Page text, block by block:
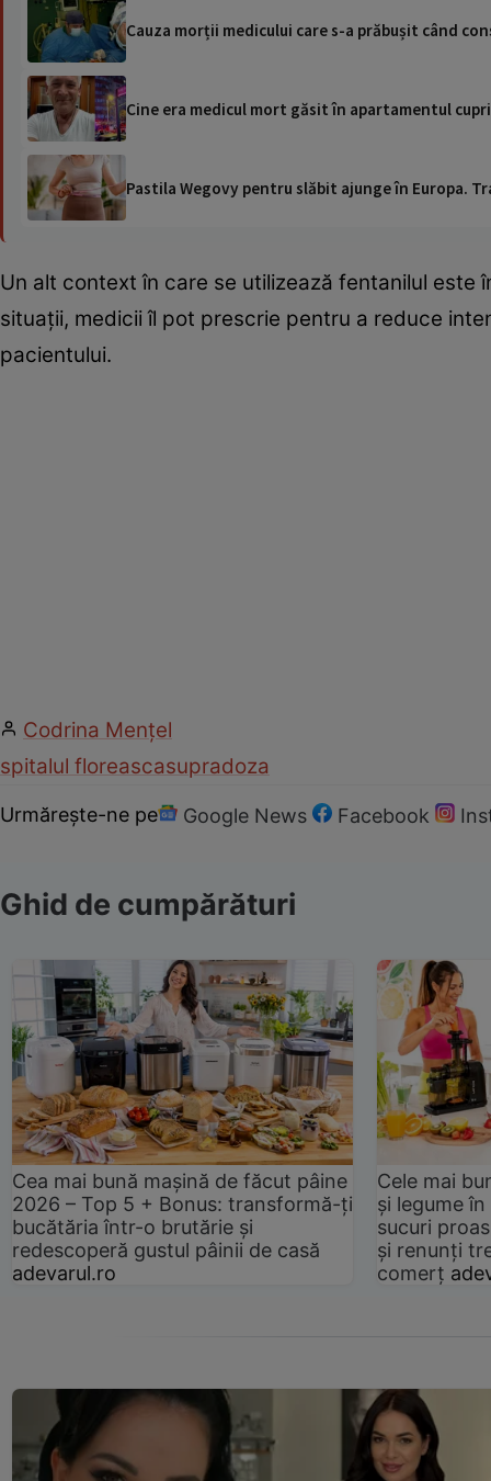
Cauza morții medicului care s-a prăbușit când
Cine era medicul mort găsit în apartamentul
Pastila Wegovy pentru slăbit ajunge în Europa.
Un alt context în care se utilizează fentanilul
situații, medicii îl pot prescrie pentru a reduce
pacientului.
Codrina Mențel
spitalul floreascasupradoza
Urmărește-ne pe Google News Facebook
Ghid de cumpărături
Cea mai bună mașină de făcut pâine
2026 – Top 5 + Bonus: transformă-ți
bucătăria într-o brutărie și
redescoperă gustul pâinii de casă
adevarul.ro
Cele mai
și legume
sucuri
și renunți
comerț